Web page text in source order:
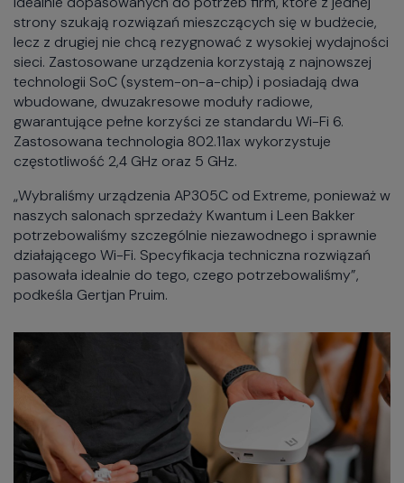
strony szukają rozwiązań mieszczących się w budżecie,
lecz z drugiej nie chcą rezygnować z wysokiej wydajności
sieci. Zastosowane urządzenia korzystają z najnowszej
technologii SoC (system-on-a-chip) i posiadają dwa
wbudowane, dwuzakresowe moduły radiowe,
gwarantujące pełne korzyści ze standardu Wi-Fi 6.
Zastosowana technologia 802.11ax wykorzystuje
częstotliwość 2,4 GHz oraz 5 GHz.
„Wybraliśmy urządzenia AP305C od Extreme, ponieważ w
naszych salonach sprzedaży Kwantum i Leen Bakker
potrzebowaliśmy szczególnie niezawodnego i sprawnie
działającego Wi-Fi. Specyfikacja techniczna rozwiązań
pasowała idealnie do tego, czego potrzebowaliśmy”,
podkeśla Gertjan Pruim.